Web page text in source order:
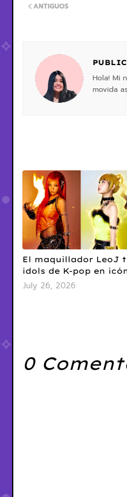
ANTIGUOS
Hola! Mi
movida
El maquillador LeoJ
idols de K-pop en
July 26, 2026
0